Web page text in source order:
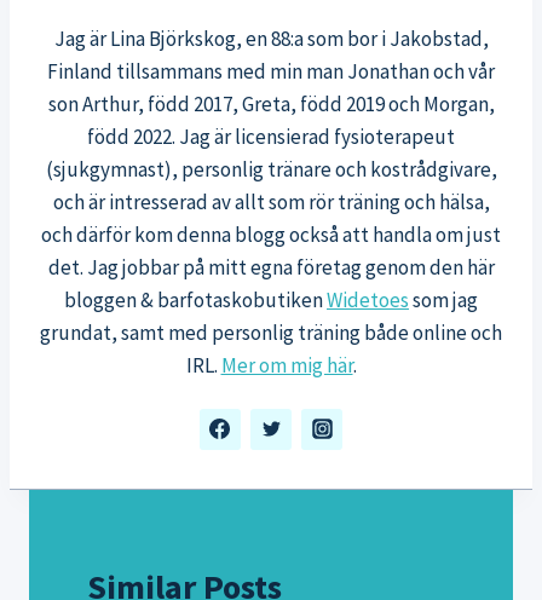
Jag är Lina Björkskog, en 88:a som bor i Jakobstad,
Finland tillsammans med min man Jonathan och vår
son Arthur, född 2017, Greta, född 2019 och Morgan,
född 2022. Jag är licensierad fysioterapeut
(sjukgymnast), personlig tränare och kostrådgivare,
och är intresserad av allt som rör träning och hälsa,
och därför kom denna blogg också att handla om just
det. Jag jobbar på mitt egna företag genom den här
bloggen & barfotaskobutikenWidetoessom jag
grundat, samt med personlig träning både online och
IRL. Mer om mig här.
Similar Posts